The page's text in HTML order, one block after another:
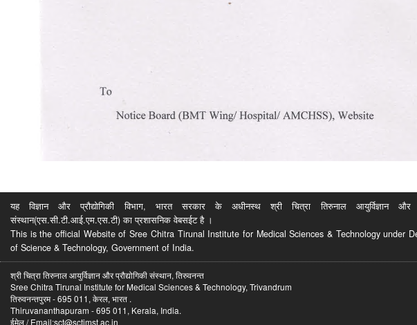
यह विज्ञान और प्रौद्योगिकी विभाग, भारत सरकार के अधीनस्थ श्री चित्रा तिरुनाल आयुर्विज्ञान और
संस्थान(एस.सी.टी.आई.एम.एस.टी) का प्रशासनिक वेबसईट है ।
This is the official Website of Sree Chitra Tirunal Institute for Medical Sciences & Technology under
of Science & Technology, Government of India.
श्री चित्रा तिरुनाल आयुर्विज्ञान और प्रौद्योगिकी संस्थान, तिरुवनन्त
Sree Chitra Tirunal Institute for Medical Sciences & Technology, Trivandrum
तिरुवनन्तपुरम - 695 011, केरल, भारत .
Thiruvananthapuram - 695 011, Kerala, India.
ईमेल / Email:sct@sctimst.ac.in